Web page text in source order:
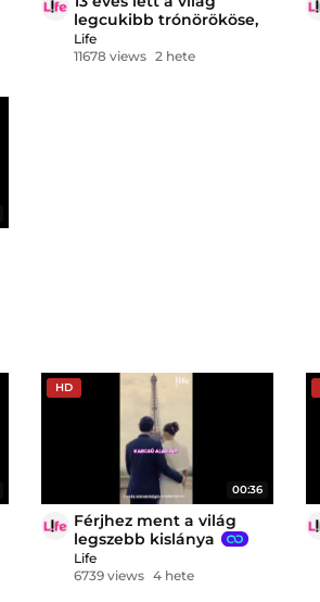
legcukibb trónörököse,
György herceg
Life
11678 views 2 hete
HD
00:36
Férjhez ment a világ
legszebb kislánya
Life
6739 views 4 hete